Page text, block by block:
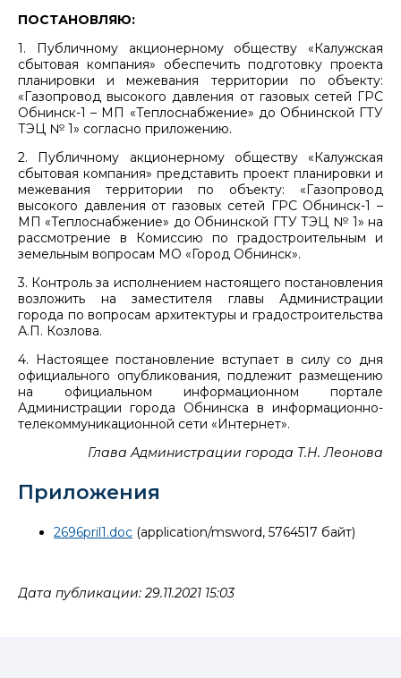
ПОСТАНОВЛЯЮ:
1. Публичному акционерному обществу «Калужская
сбытовая компания» обеспечить подготовку проекта
планировки и межевания территории по объекту:
«Газопровод высокого давления от газовых сетей ГРС
Обнинск-1 – МП «Теплоснабжение» до Обнинской ГТУ
ТЭЦ № 1» согласно приложению.
2. Публичному акционерному обществу «Калужская
сбытовая компания» представить проект планировки и
межевания территории по объекту: «Газопровод
высокого давления от газовых сетей ГРС Обнинск-1 –
МП «Теплоснабжение» до Обнинской ГТУ ТЭЦ № 1» на
рассмотрение в Комиссию по градостроительным и
земельным вопросам МО «Город Обнинск».
3. Контроль за исполнением настоящего постановления
возложить на заместителя главы Администрации
города по вопросам архитектуры и градостроительства
А.П. Козлова.
4. Настоящее постановление вступает в силу со дня
официального опубликования, подлежит размещению
на официальном информационном портале
Администрации города Обнинска в информационно-
телекоммуникационной сети «Интернет».
Глава Администрации города Т.Н. Леонова
Приложения
2696pril1.doc (application/msword, 5764517 байт)
Дата публикации: 29.11.2021 15:03